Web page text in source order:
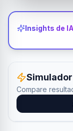
Insights de IA
Compare